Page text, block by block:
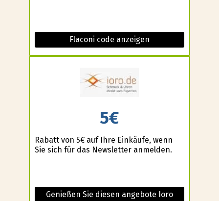
Flaconi code anzeigen
5€
Rabatt von 5€ auf Ihre Einkäufe, wenn
Sie sich für das Newsletter anmelden.
Genießen Sie diesen angebote Ioro